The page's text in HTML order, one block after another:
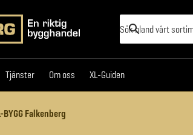
Tjänster Om oss XL-Guiden
Tjänster Om oss XL-Guiden
Falkenberg